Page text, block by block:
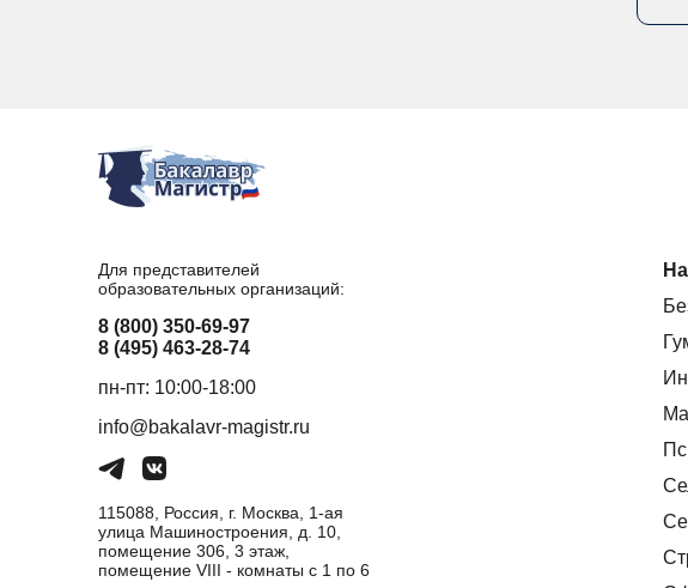
Для представителей
образовательных организаций:
8 (800) 350-69-97
8 (495) 463-28-74
пн-пт: 10:00-18:00
info@bakalavr-magistr.ru
115088, Россия, г. Москва, 1-ая
улица Машиностроения, д. 10,
помещение 306, 3 этаж,
помещение VIII - комнаты с 1 по 6